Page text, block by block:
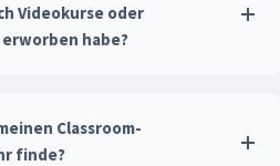
Videokurse oder
erworben habe?
Classroom-
finde?